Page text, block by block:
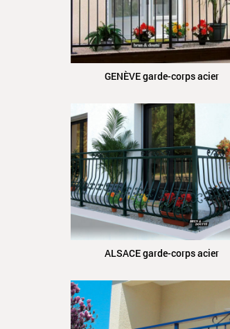
GENÈVE garde-corps acier
ALSACE garde-corps acier